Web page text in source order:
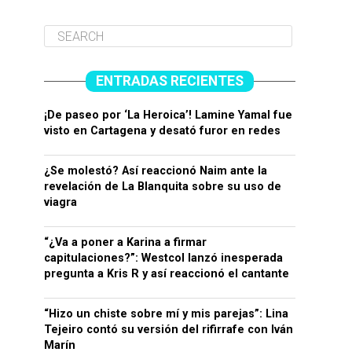
ENTRADAS RECIENTES
¡De paseo por ‘La Heroica’! Lamine Yamal fue
visto en Cartagena y desató furor en redes
¿Se molestó? Así reaccionó Naim ante la
revelación de La Blanquita sobre su uso de
viagra
“¿Va a poner a Karina a firmar
capitulaciones?”: Westcol lanzó inesperada
pregunta a Kris R y así reaccionó el cantante
“Hizo un chiste sobre mí y mis parejas”: Lina
Tejeiro contó su versión del rifirrafe con Iván
Marín